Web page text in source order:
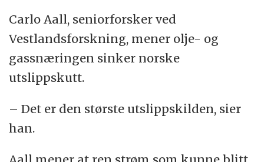
Carlo Aall, seniorforsker ved
Vestlandsforskning, mener olje- og
gassnæringen sinker norske
utslippskutt.
– Det er den største utslippskilden, sier
han.